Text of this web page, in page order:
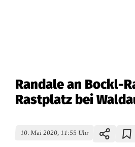
Randale an Bockl-
Rastplatz bei
10. Mai 2020, 11:55 Uhr